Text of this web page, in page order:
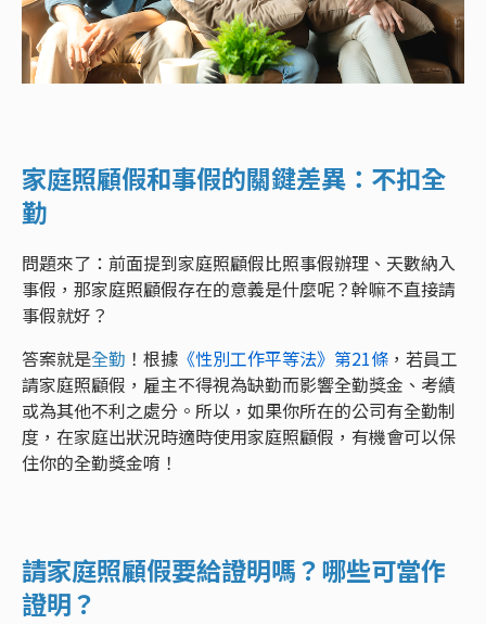
家庭照顧假和事假的關鍵差異：不扣全
勤
問題來了：前面提到家庭照顧假比照事假辦理、天數納入
事假，那家庭照顧假存在的意義是什麼呢？幹嘛不直接請
事假就好？
答案就是全勤 ！根據 《性別工作平等法》第21條 ，若員工
請家庭照顧假，雇主不得視為缺勤而影響全勤獎金、考績
或為其他不利之處分。所以，如果你所在的公司有全勤制
度，在家庭出狀況時適時使用家庭照顧假，有機會可以保
住你的全勤獎金唷！
請家庭照顧假要給證明嗎？哪些可當作
證明？